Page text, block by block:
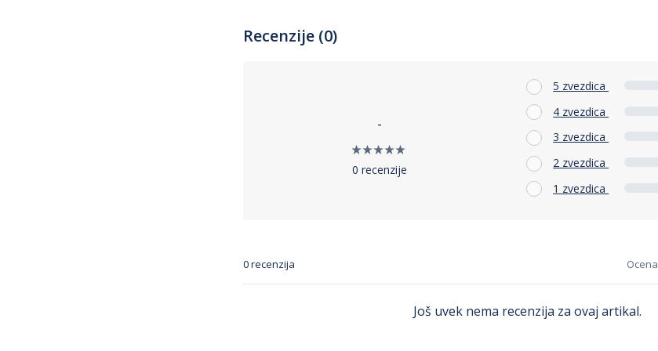
Recenzije (0)
-
0 recenzije
5 zvezdica
4 zvezdica
3 zvezdica
2 zvezdica
1 zvezdica
0 recenzija Ocena
Još uvek nema recenzija za ovaj artikal.